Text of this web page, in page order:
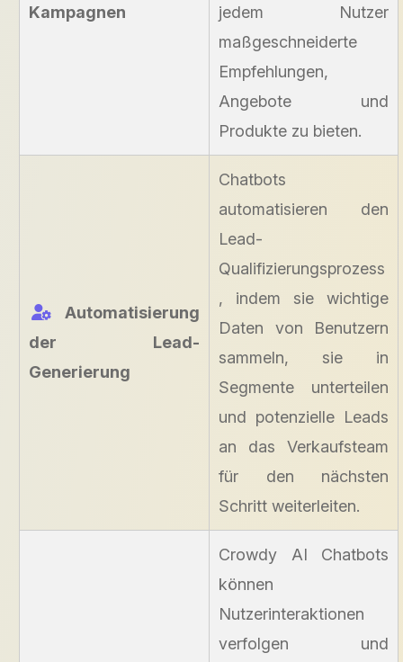
Kampagnen
jedem Nutzer
maßgeschneiderte
Empfehlungen,
Angebote und
Produkte zu bieten.
Automatisierung
der Lead-
Generierung
Chatbots
automatisieren den
Lead-
Qualifizierungsprozess
, indem sie wichtige
Daten von Benutzern
sammeln, sie in
Segmente unterteilen
und potenzielle Leads
an das Verkaufsteam
für den nächsten
Schritt weiterleiten.
Crowdy AI Chatbots
können
Nutzerinteraktionen
verfolgen und